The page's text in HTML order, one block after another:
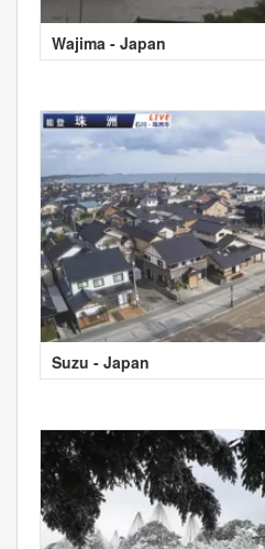
Wajima - Japan
Suzu - Japan